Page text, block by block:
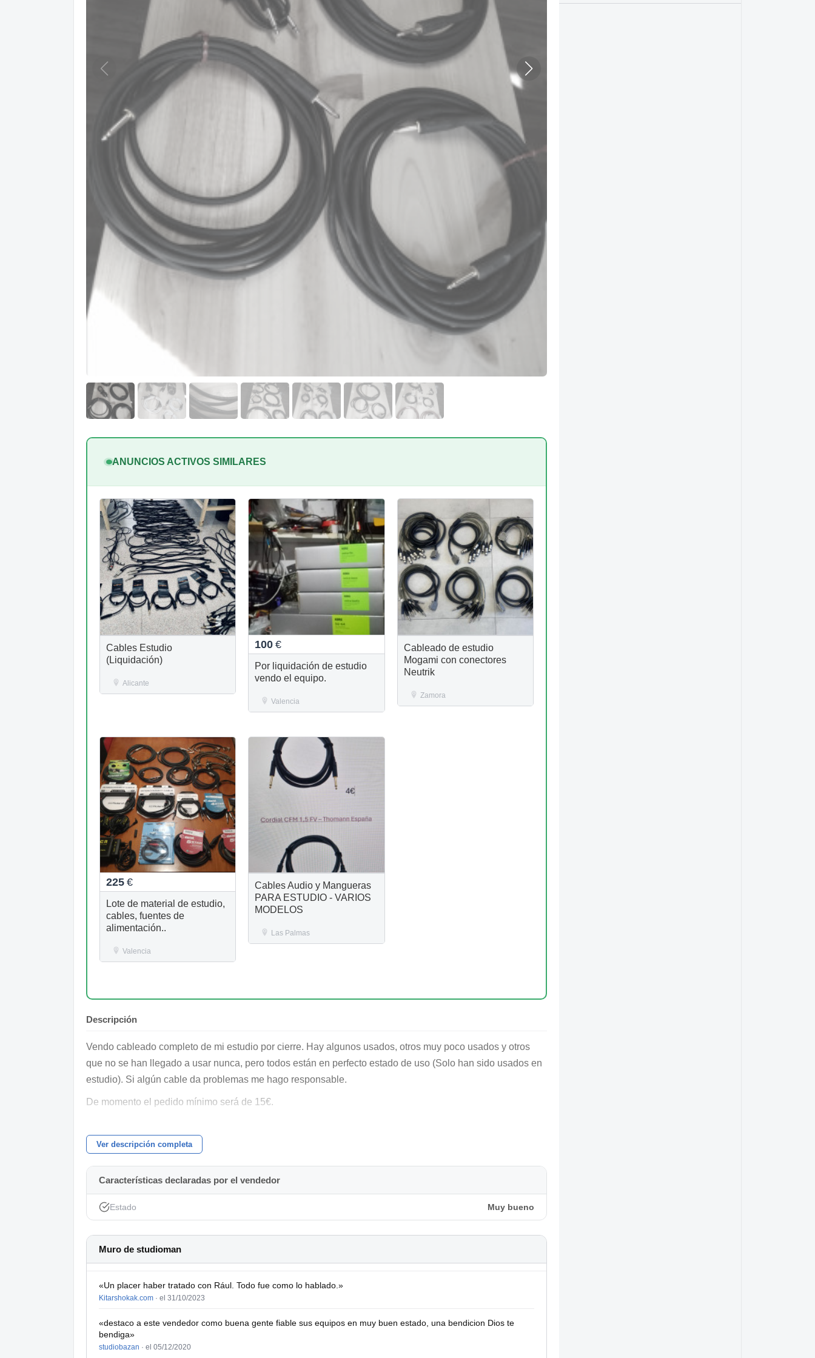
ANUNCIOS ACTIVOS SIMILARES
Cables Estudio
(Liquidación)
Alicante
100 €
Por liquidación de estudio
vendo el equipo.
Valencia
Cableado de estudio
Mogami con conectores
Neutrik
Zamora
225 €
Lote de material de estudio,
cables, fuentes de
alimentación..
Valencia
Cables Audio y Mangueras
PARA ESTUDIO - VARIOS
MODELOS
Las Palmas
Descripción
Vendo cableado completo de mi estudio por cierre. Hay algunos usados, otros muy poco usados y otros
que no se han llegado a usar nunca, pero todos están en perfecto estado de uso (Solo han sido usados en
estudio). Si algún cable da problemas me hago responsable.
De momento el pedido mínimo será de 15€.
En caso de envío 5€ más de portes (9€ Islas), a partir de 60€ de compra portes gratis.
No acepto intercambios por otras cosas.
DISPONIBLE)
Listado:
- 1m (Cordial-Neutrik, macho acodado) X 1 Uds [12€]
------------------
Jack Stereo – Canon hembra
Ver descripción completa
Características declaradas por el vendedor
Estado Muy bueno
Muro de studioman
«Un placer haber tratado con Rául. Todo fue como lo hablado.»
Kitarshokak.com · el 31/10/2023
«destaco a este vendedor como buena gente fiable sus equipos en muy buen estado, una bendicion Dios te
bendiga»
studiobazan · el 05/12/2020